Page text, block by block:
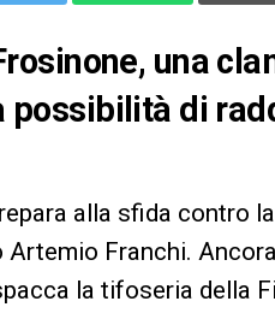
una
possibilità di
alla sfida contro la
Franchi.
la tifoseria della